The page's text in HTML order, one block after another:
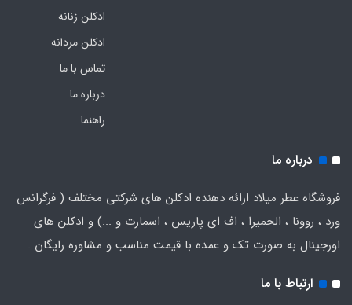
ادکلن زنانه
ادکلن مردانه
تماس با ما
درباره ما
راهنما
درباره ما
فروشگاه عطر میلاد ارائه دهنده ادکلن های شرکتی مختلف ( فرگرانس
ورد ، روونا ، الحمیرا ، اف ای پاریس ، اسمارت و ...) و ادکلن های
اورجینال به صورت تک و عمده با قیمت مناسب و مشاوره رایگان .
ارتباط با ما